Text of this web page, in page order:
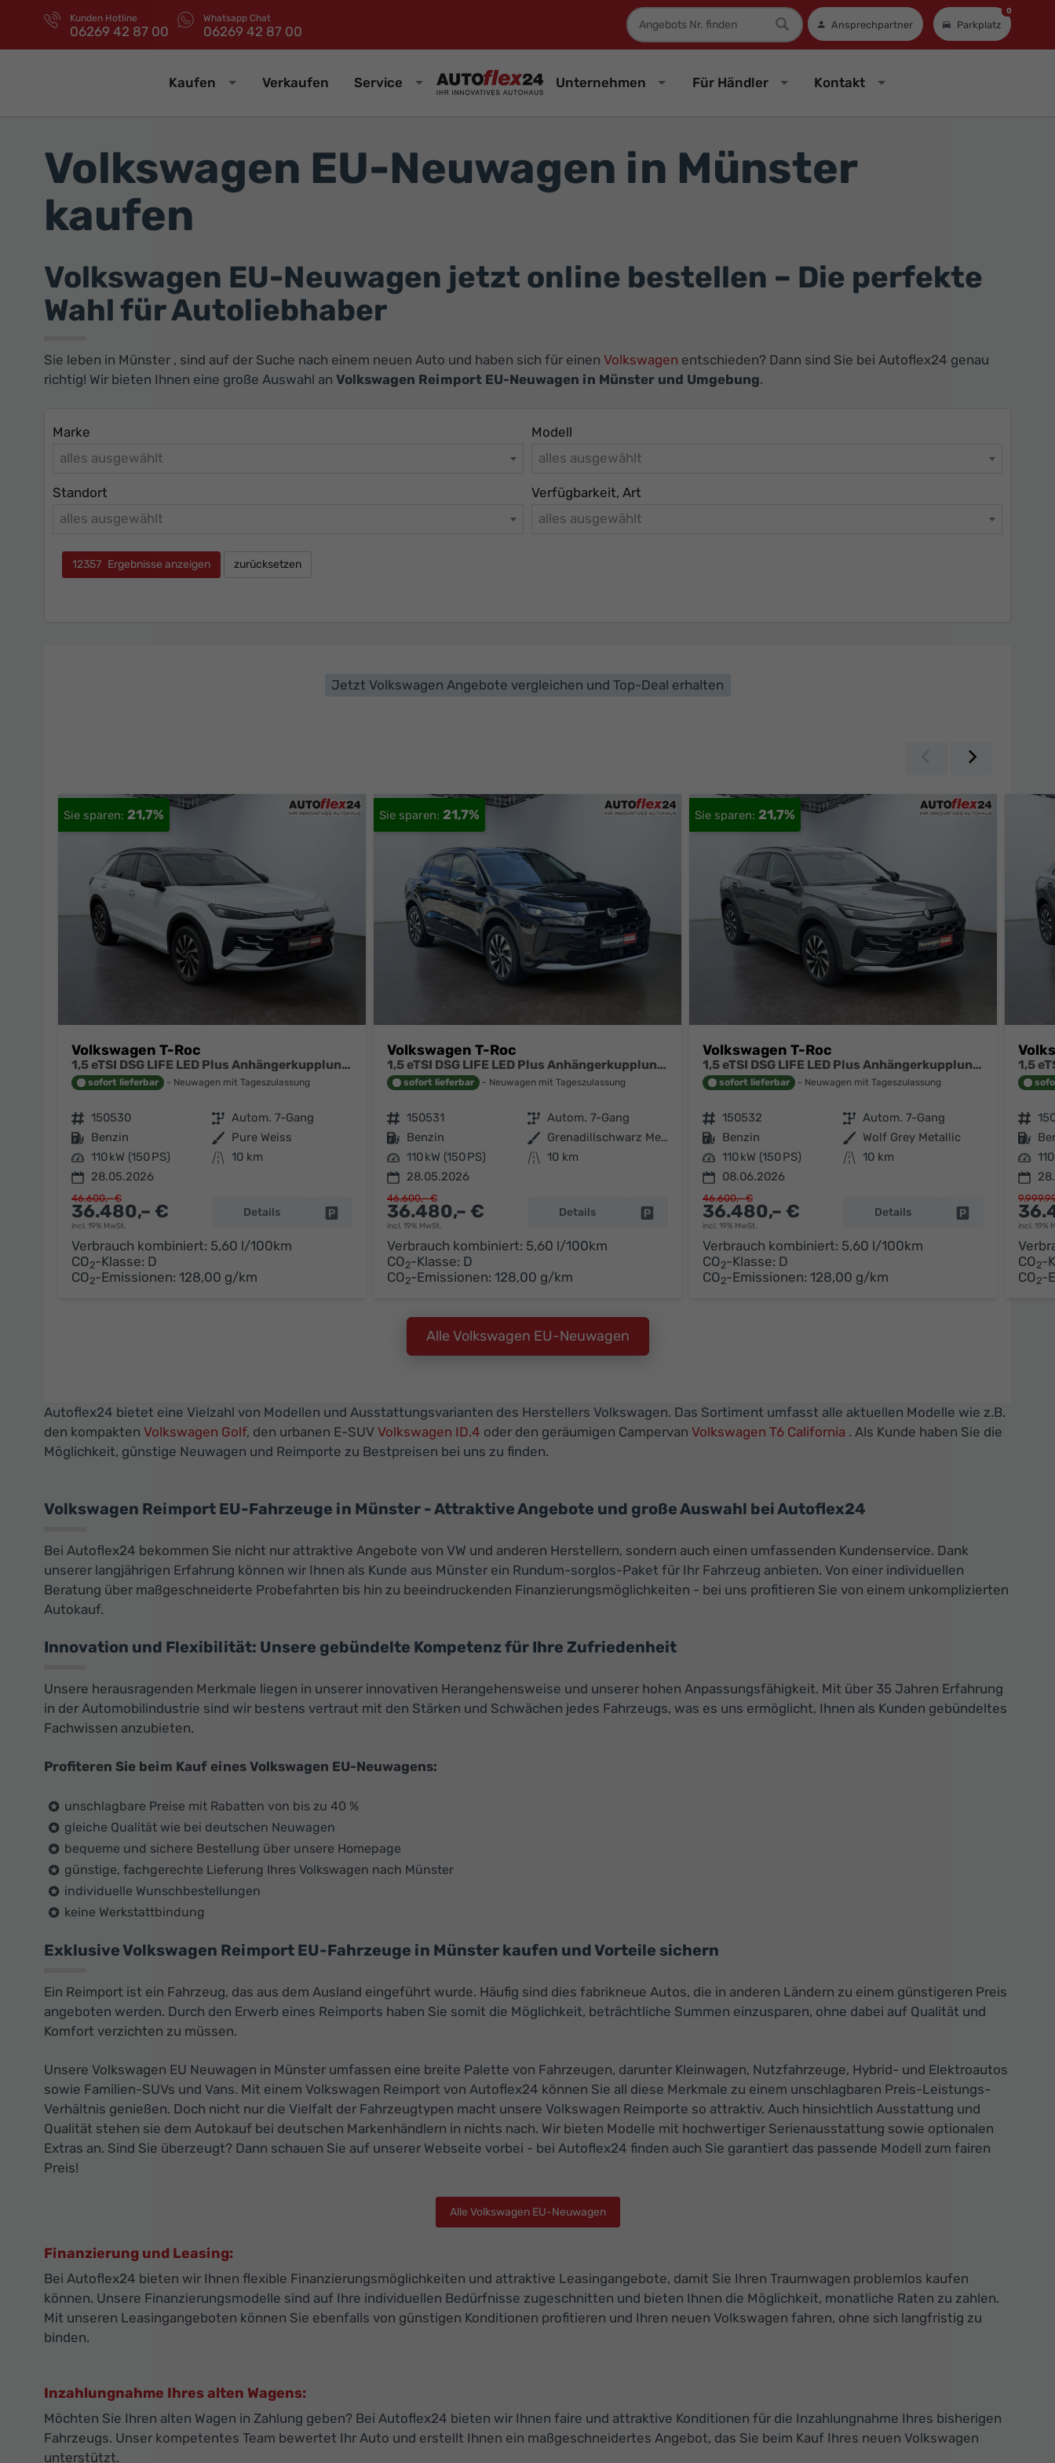
Kunden Hotline
06269 42 87 00
Whatsapp Chat
06269 42 87 00
Fahrzeugnummer
Ansprechpartner Parkplatz
0
Kaufen Verkaufen Service Unternehmen Für Händler Kontakt
Volkswagen EU-Neuwagen in Münster
kaufen
Volkswagen EU-Neuwagen jetzt online bestellen – Die perfekte
Wahl für Autoliebhaber
Sie leben in Münster , sind auf der Suche nach einem neuen Auto und haben sich für einen Volkswagen entschieden? Dann sind Sie bei Autoflex24 genau
richtig! Wir bieten Ihnen eine große Auswahl an Volkswagen Reimport EU-Neuwagen in Münster und Umgebung.
Marke
alles ausgewählt
Modell
alles ausgewählt
Standort
alles ausgewählt
Verfügbarkeit, Art
alles ausgewählt
12357 Ergebnisse anzeigen zurücksetzen
Jetzt Volkswagen Angebote vergleichen und Top-Deal erhalten
Zurück
21,7%
Volkswagen T-Roc
1,5 eTSI DSG LIFE LED Plus Anhängerkupplung Navigation Digital Pro Sitzheizung beheiztes Lenkrad 17 Zoll Alu 5J Garantie
sofort lieferbar Neuwagen mit Tageszulassung
Fahrzeugnr. 150530 Getriebe Autom. 7-Gang
Kraftstoff Benzin Außenfarbe Pure Weiss
Leistung 110 kW (150 PS) Kilometerstand 10 km
28.05.2026
36.480,– €
incl. 19% MwSt.
46.600,– €
Details Fahrzeug parken
Verbrauch kombiniert: 5,60 l/100km
CO2-Klasse: D
CO2-Emissionen: 128,00 g/km
21,7%
Volkswagen T-Roc
1,5 eTSI DSG LIFE LED Plus Anhängerkupplung Navigation Digital Pro Sitzheizung beheiztes Lenkrad 17 Zoll Alu 5J Garantie
sofort lieferbar Neuwagen mit Tageszulassung
Fahrzeugnr. 150531 Getriebe Autom. 7-Gang
Kraftstoff Benzin Außenfarbe
Grenadillschwarz Metallic
Leistung 110 kW (150 PS) Kilometerstand 10 km
28.05.2026
36.480,– €
incl. 19% MwSt.
46.600,– €
Details Fahrzeug parken
Verbrauch kombiniert: 5,60 l/100km
CO2-Klasse: D
CO2-Emissionen: 128,00 g/km
21,7%
Volkswagen T-Roc
1,5 eTSI DSG LIFE LED Plus Anhängerkupplung Navigation Digital Pro Sitzheizung beheiztes Lenkrad 17 Zoll Alu 5J Garantie
sofort lieferbar Neuwagen mit Tageszulassung
Fahrzeugnr. 150532 Getriebe Autom. 7-Gang
Kraftstoff Benzin Außenfarbe Wolf Grey Metallic
Leistung 110 kW (150 PS) Kilometerstand 10 km
08.06.2026
36.480,– €
incl. 19% MwSt.
46.600,– €
Details Fahrzeug parken
Verbrauch kombiniert: 5,60 l/100km
CO2-Klasse: D
CO2-Emissionen: 128,00 g/km
Fahrzeugnr.
Kraftstoff
Leistung
incl. 19%
CO2-
CO2-
Alle Volkswagen EU-Neuwagen
Autoflex24 bietet eine Vielzahl von Modellen und Ausstattungsvarianten des Herstellers Volkswagen. Das Sortiment umfasst alle aktuellen Modelle wie z.B.
den kompakten Volkswagen Golf, den urbanen E-SUV Volkswagen ID.4 oder den geräumigen Campervan Volkswagen T6 California . Als Kunde haben Sie die
Möglichkeit, günstige Neuwagen und Reimporte zu Bestpreisen bei uns zu finden.
Volkswagen Reimport EU-Fahrzeuge in Münster - Attraktive Angebote und große Auswahl bei Autoflex24
Bei Autoflex24 bekommen Sie nicht nur attraktive Angebote von VW und anderen Herstellern, sondern auch einen umfassenden Kundenservice. Dank
unserer langjährigen Erfahrung können wir Ihnen als Kunde aus Münster ein Rundum-sorglos-Paket für Ihr Fahrzeug anbieten. Von einer individuellen
Beratung über maßgeschneiderte Probefahrten bis hin zu beeindruckenden Finanzierungsmöglichkeiten - bei uns profitieren Sie von einem unkomplizierten
Autokauf.
Innovation und Flexibilität: Unsere gebündelte Kompetenz für Ihre Zufriedenheit
Unsere herausragenden Merkmale liegen in unserer innovativen Herangehensweise und unserer hohen Anpassungsfähigkeit. Mit über 35 Jahren Erfahrung
in der Automobilindustrie sind wir bestens vertraut mit den Stärken und Schwächen jedes Fahrzeugs, was es uns ermöglicht, Ihnen als Kunden gebündeltes
Fachwissen anzubieten.
Profiteren Sie beim Kauf eines Volkswagen EU-Neuwagens:
unschlagbare Preise mit Rabatten von bis zu 40 %
gleiche Qualität wie bei deutschen Neuwagen
bequeme und sichere Bestellung über unsere Homepage
günstige, fachgerechte Lieferung Ihres Volkswagen nach Münster
individuelle Wunschbestellungen
keine Werkstattbindung
Exklusive Volkswagen Reimport EU-Fahrzeuge in Münster kaufen und Vorteile sichern
Ein Reimport ist ein Fahrzeug, das aus dem Ausland eingeführt wurde. Häufig sind dies fabrikneue Autos, die in anderen Ländern zu einem günstigeren Preis
angeboten werden. Durch den Erwerb eines Reimports haben Sie somit die Möglichkeit, beträchtliche Summen einzusparen, ohne dabei auf Qualität und
Komfort verzichten zu müssen.
Unsere Volkswagen EU Neuwagen in Münster umfassen eine breite Palette von Fahrzeugen, darunter Kleinwagen, Nutzfahrzeuge, Hybrid- und Elektroautos
sowie Familien-SUVs und Vans. Mit einem Volkswagen Reimport von Autoflex24 können Sie all diese Merkmale zu einem unschlagbaren Preis-Leistungs-
Verhältnis genießen. Doch nicht nur die Vielfalt der Fahrzeugtypen macht unsere Volkswagen Reimporte so attraktiv. Auch hinsichtlich Ausstattung und
Qualität stehen sie dem Autokauf bei deutschen Markenhändlern in nichts nach. Wir bieten Modelle mit hochwertiger Serienausstattung sowie optionalen
Extras an. Sind Sie überzeugt? Dann schauen Sie auf unserer Webseite vorbei - bei Autoflex24 finden auch Sie garantiert das passende Modell zum fairen
Preis!
Alle Volkswagen EU-Neuwagen
Finanzierung und Leasing:
Bei Autoflex24 bieten wir Ihnen flexible Finanzierungsmöglichkeiten und attraktive Leasingangebote, damit Sie Ihren Traumwagen problemlos kaufen
können. Unsere Finanzierungsmodelle sind auf Ihre individuellen Bedürfnisse zugeschnitten und bieten Ihnen die Möglichkeit, monatliche Raten zu zahlen.
Mit unseren Leasingangeboten können Sie ebenfalls von günstigen Konditionen profitieren und Ihren neuen Volkswagen fahren, ohne sich langfristig zu
binden.
Inzahlungnahme Ihres alten Wagens:
Möchten Sie Ihren alten Wagen in Zahlung geben? Bei Autoflex24 bieten wir Ihnen faire und attraktive Konditionen für die Inzahlungnahme Ihres bisherigen
Fahrzeugs. Unser kompetentes Team bewertet Ihr Auto und erstellt Ihnen ein maßgeschneidertes Angebot, das Sie beim Kauf Ihres neuen Volkswagen
unterstützt.